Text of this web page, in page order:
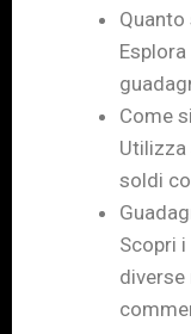
Come
soldi
Scopri
diverse